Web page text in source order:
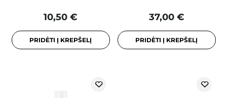
10,50 €
PRIDĖTI Į KREPŠELĮ
37,00 €
PRIDĖTI Į KREPŠELĮ